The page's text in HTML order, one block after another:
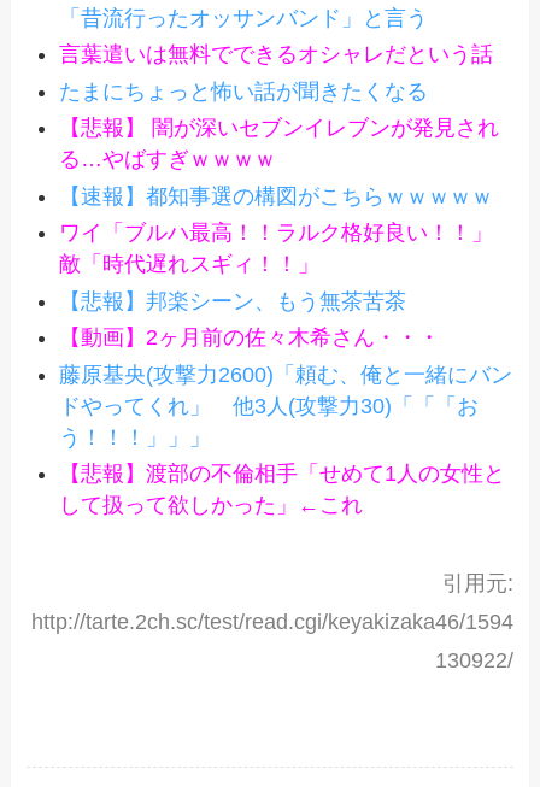
「昔流行ったオッサンバンド」と言う
言葉遣いは無料でできるオシャレだという話
たまにちょっと怖い話が聞きたくなる
【悲報】 闇が深いセブンイレブンが発見され
る…やばすぎｗｗｗｗ
【速報】都知事選の構図がこちらｗｗｗｗｗ
ワイ「ブルハ最高！！ラルク格好良い！！」
敵「時代遅れスギィ！！」
【悲報】邦楽シーン、もう無茶苦茶
【動画】2ヶ月前の佐々木希さん・・・
藤原基央(攻撃力2600)「頼む、俺と一緒にバン
ドやってくれ」 他3人(攻撃力30)「「「お
う！！！」」」
【悲報】渡部の不倫相手「せめて1人の女性と
して扱って欲しかった」←これ
引用元:
http://tarte.2ch.sc/test/read.cgi/keyakizaka46/1594
130922/